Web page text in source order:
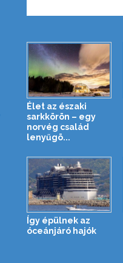
Élet az északi
sarkkörön – egy
norvég család
lenyűgö...
Így épülnek az
óceánjáró hajók